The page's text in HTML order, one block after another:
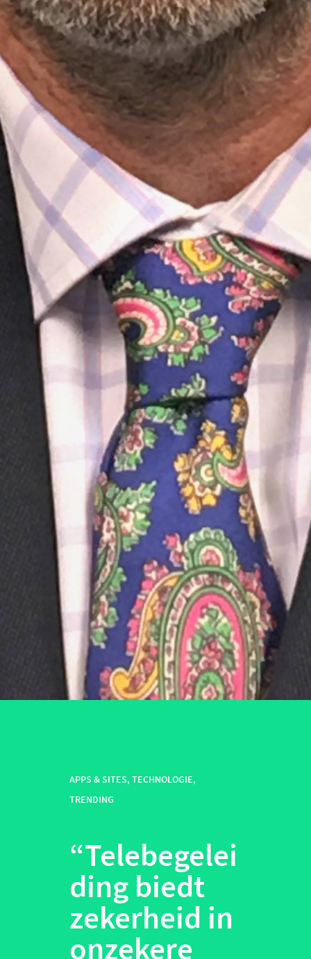
APPS & SITES,TECHNOLOGIE,
TRENDING
“Telebegelei
ding biedt
zekerheid in
onzekere